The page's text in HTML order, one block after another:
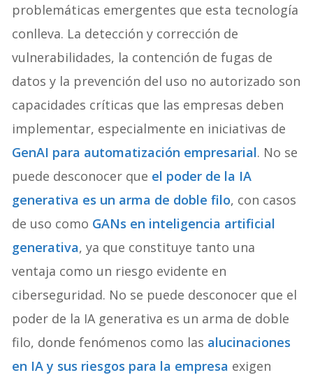
problemáticas emergentes que esta tecnología
conlleva. La detección y corrección de
vulnerabilidades, la contención de fugas de
datos y la prevención del uso no autorizado son
capacidades críticas que las empresas deben
implementar, especialmente en iniciativas de
GenAI para automatización empresarial. No se
puede desconocer que el poder de la IA
generativa es un arma de doble filo, con casos
de uso como GANs en inteligencia artificial
generativa, ya que constituye tanto una
ventaja como un riesgo evidente en
ciberseguridad. No se puede desconocer que el
poder de la IA generativa es un arma de doble
filo, donde fenómenos como las alucinaciones
en IA y sus riesgos para la empresa exigen